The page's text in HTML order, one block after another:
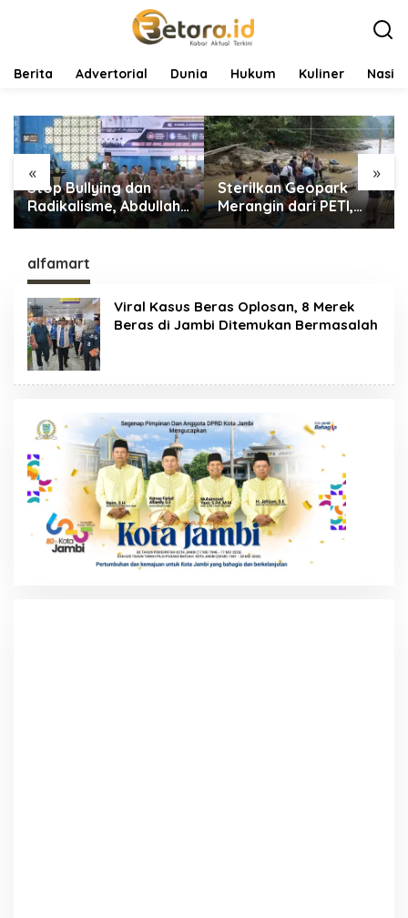
Berita Advertorial Dunia Hukum Kuliner
« »
Stop Bullying dan
Radikalisme, Abdullah
Sani Dorong Siswa
Bangsa
Sterilkan Geopark
Merangin dari PETI,
Tim Gabungan
alfamart
Viral Kasus Beras Oplosan, 8 Merek
Beras di Jambi Ditemukan Bermasalah